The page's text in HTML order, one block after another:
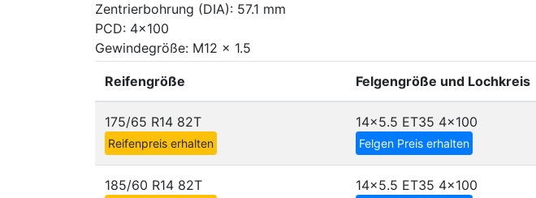
Zentrierbohrung (DIA): 57.1 mm
PCD: 4x100
Gewindegröße: M12 x 1.5
Reifengröße Felgengröße und Lochkreis
175/65 R14 82T
Reifenpreis erhalten
14x5.5 ET35 4x100
Felgen Preis erhalten
185/60 R14 82T 14x5.5 ET35 4x100